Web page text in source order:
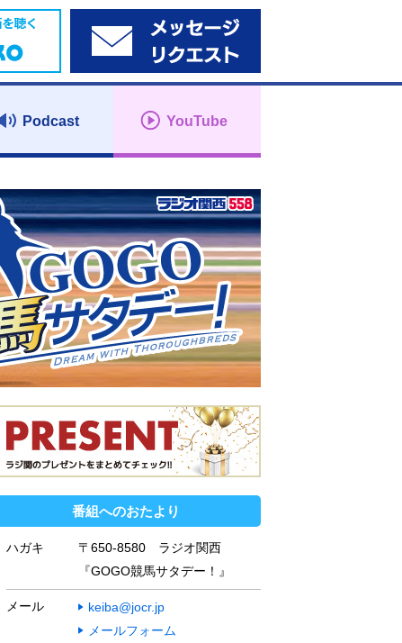
Podcast YouTube
番組へのおたより
ハガキ
〒650-8580 ラジオ関西
『GOGO競馬サタデー！』
メール
keiba@jocr.jp
メールフォーム